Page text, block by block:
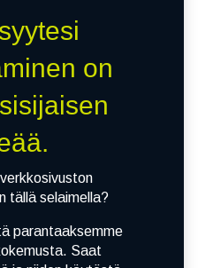
on
tällä selaimella?
parantaaksemme
Saat